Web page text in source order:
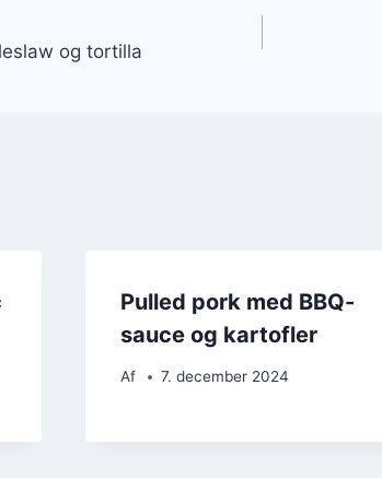
og tortilla
Pulled pork med BBQ-
sauce og kartofler
Af 7. december 2024